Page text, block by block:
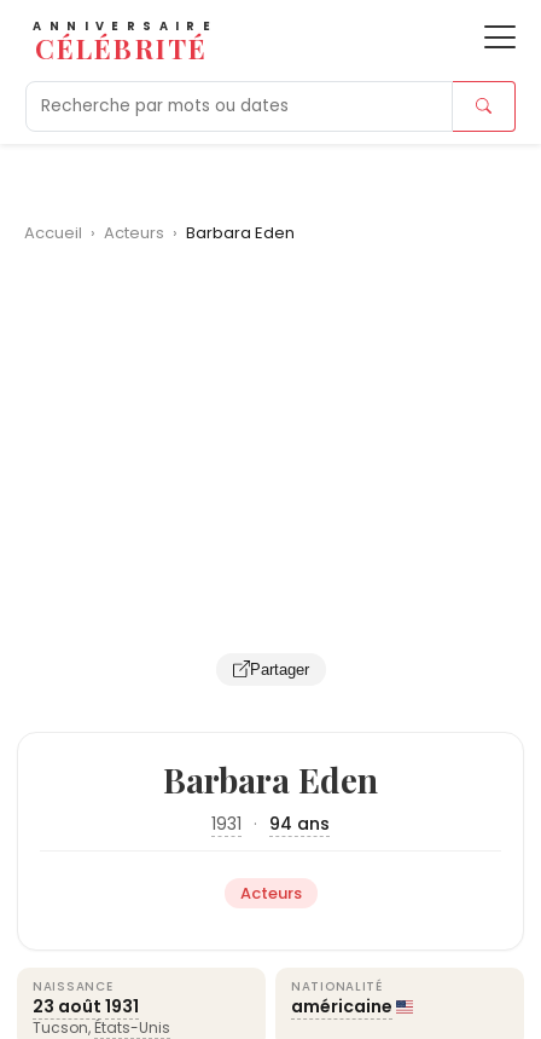
ANNIVERSAIRE
CÉLÉBRITÉ
Aujourd'hui Tendances Morts
Accueil › Acteurs › Barbara Eden
Partager
Barbara Eden
1931 · 94 ans
Acteurs
NAISSANCE
23 août 1931
Tucson, États-Unis
NATIONALITÉ
américaine